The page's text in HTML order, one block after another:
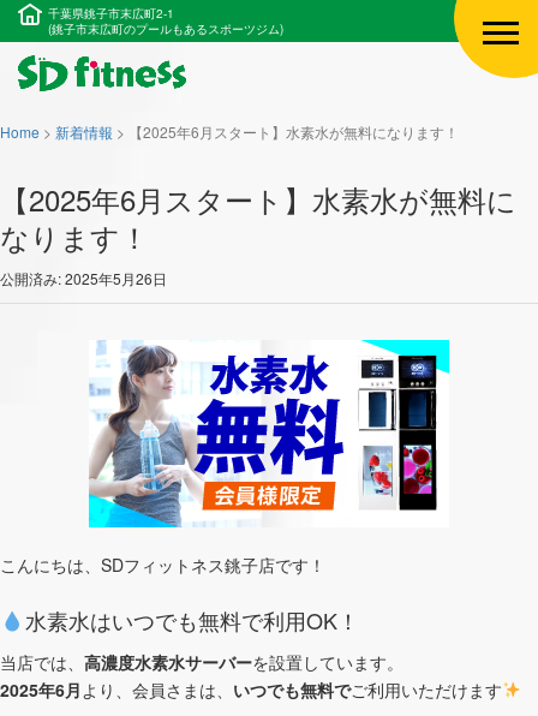
千葉県銚子市末広町2-1
(銚子市末広町のプールもあるスポーツジム)
Home > 新着情報 > 【2025年6月スタート】水素水が無料になります！
【2025年6月スタート】水素水が無料に
なります！
公開済み: 2025年5月26日
こんにちは、SDフィットネス銚子店です！
水素水はいつでも無料で利用OK！
当店では、 高濃度水素水サーバーを設置しています。
2025年6月 より、会員さまは、 いつでも無料でご利用いただけます